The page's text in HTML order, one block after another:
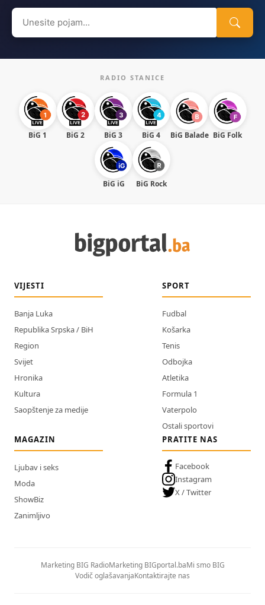
Search
for:
RADIO STANICE
BiG 1 BiG 2 BiG 3 BiG 4 BiG Balade BiG Folk
BiG iG BiG Rock
VIJESTI
Banja Luka
Republika Srpska / BiH
Region
Svijet
Hronika
Kultura
Saopštenje za medije
SPORT
Fudbal
Košarka
Tenis
Odbojka
Atletika
Formula 1
Vaterpolo
Ostali sportovi
MAGAZIN
Ljubav i seks
Moda
ShowBiz
Zanimljivo
PRATITE NAS
Facebook
Instagram
X / Twitter
Marketing BIG RadioMarketing BIGportal.baMi smo BIG
Vodič oglašavanjaKontaktirajte nas